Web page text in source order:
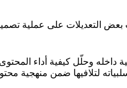
بعض التعديلات على عملية
وحلّل كيفية أداء
لتلافيها ضمن منهجية